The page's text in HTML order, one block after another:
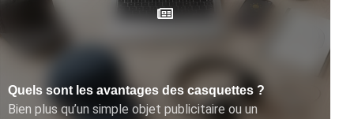
Quels sont les avantages des casquettes ?
Bien plus qu’un simple objet publicitaire ou un